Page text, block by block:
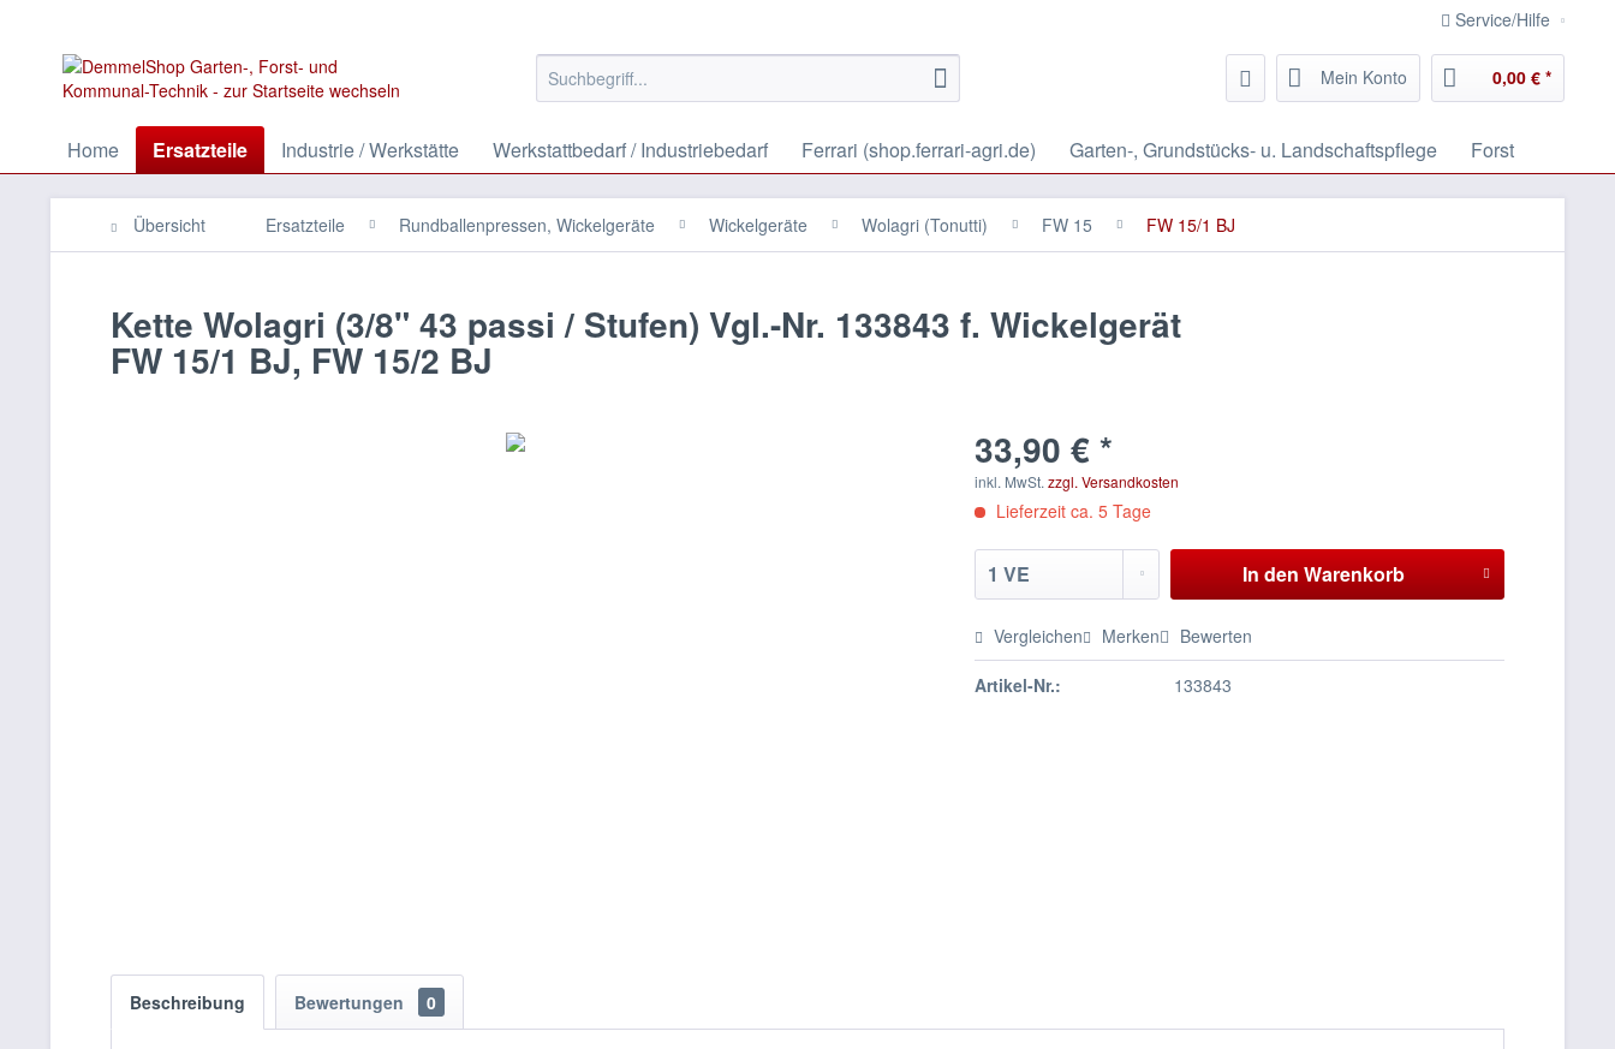
Service/Hilfe
Mein Konto 0,00 € *
Home Ersatzteile Industrie / Werkstätte Werkstattbedarf / Industriebedarf Ferrari (shop.ferrari-agri.de) Garten-, Grundstücks- u. Landschaftspflege Forst
Übersicht Ersatzteile Rundballenpressen, Wickelgeräte Wickelgeräte Wolagri (Tonutti) FW 15 FW 15/1 BJ
Kette Wolagri (3/8" 43 passi / Stufen) Vgl.-Nr. 133843 f. Wickelgerät
FW 15/1 BJ, FW 15/2 BJ
33,90 € *
inkl. MwSt.zzgl. Versandkosten
Lieferzeit ca. 5 Tage
In den Warenkorb
Vergleichen Merken Bewerten
Artikel-Nr.: 133843
Beschreibung Bewertungen 0